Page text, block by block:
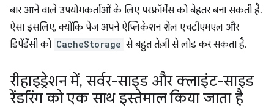
बार आने वाले उपयोगकर्ताओं के लिए परफ़ॉर्मेंस को बेहतर बना सकती है.
ऐसा इसलिए, क्योंकि पेज अपने ऐप्लिकेशन शेल एचटीएमएल और
डिपेंडेंसी को CacheStorage से बहुत तेज़ी से लोड कर सकता है.
रीहाइड्रेशन में, सर्वर-साइड और क्लाइंट-साइड
रेंडरिंग को एक साथ इस्तेमाल किया जाता है